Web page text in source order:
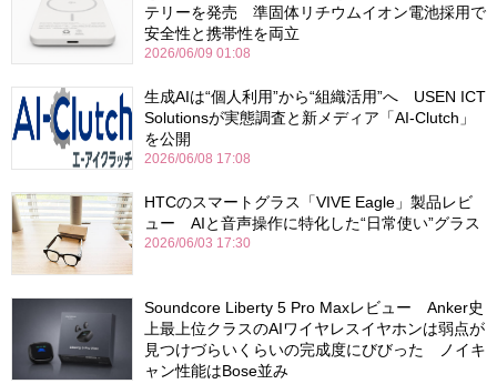
テリーを発売 準固体リチウムイオン電池採用で
安全性と携帯性を両立
2026/06/09 01:08
生成AIは“個人利用”から“組織活用”へ USEN ICT
Solutionsが実態調査と新メディア「AI-Clutch」
を公開
2026/06/08 17:08
HTCのスマートグラス「VIVE Eagle」製品レビ
ュー AIと音声操作に特化した“日常使い”グラス
2026/06/03 17:30
Soundcore Liberty 5 Pro Maxレビュー Anker史
上最上位クラスのAIワイヤレスイヤホンは弱点が
見つけづらいくらいの完成度にびびった ノイキ
ャン性能はBose並み